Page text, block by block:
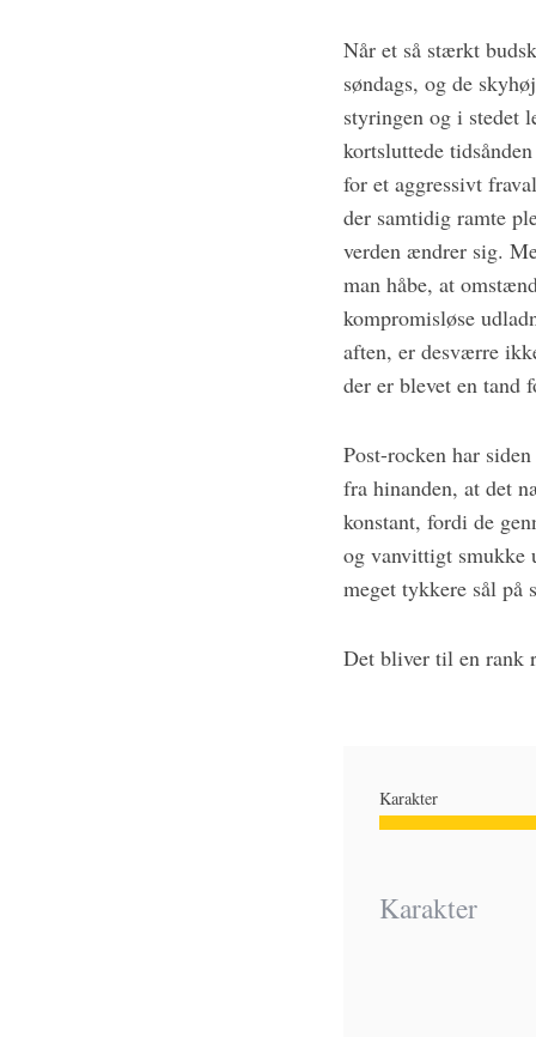
Når et så stærkt
søndags, og de
styringen og i stedet
kortsluttede
for et aggressivt
der samtidig ramte
verden ændrer sig.
man håbe, at
kompromisløse
aften, er desværre
der er blevet en tand
Post-rocken har
fra hinanden, at det
konstant, fordi de
og vanvittigt smukke
meget tykkere sål på
Det bliver til en rank
Karakter
Karakter